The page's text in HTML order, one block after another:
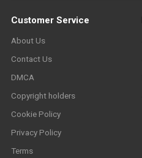
Customer Service
About Us
Contact Us
DMCA
Copyright holders
Cookie Policy
Privacy Policy
Terms